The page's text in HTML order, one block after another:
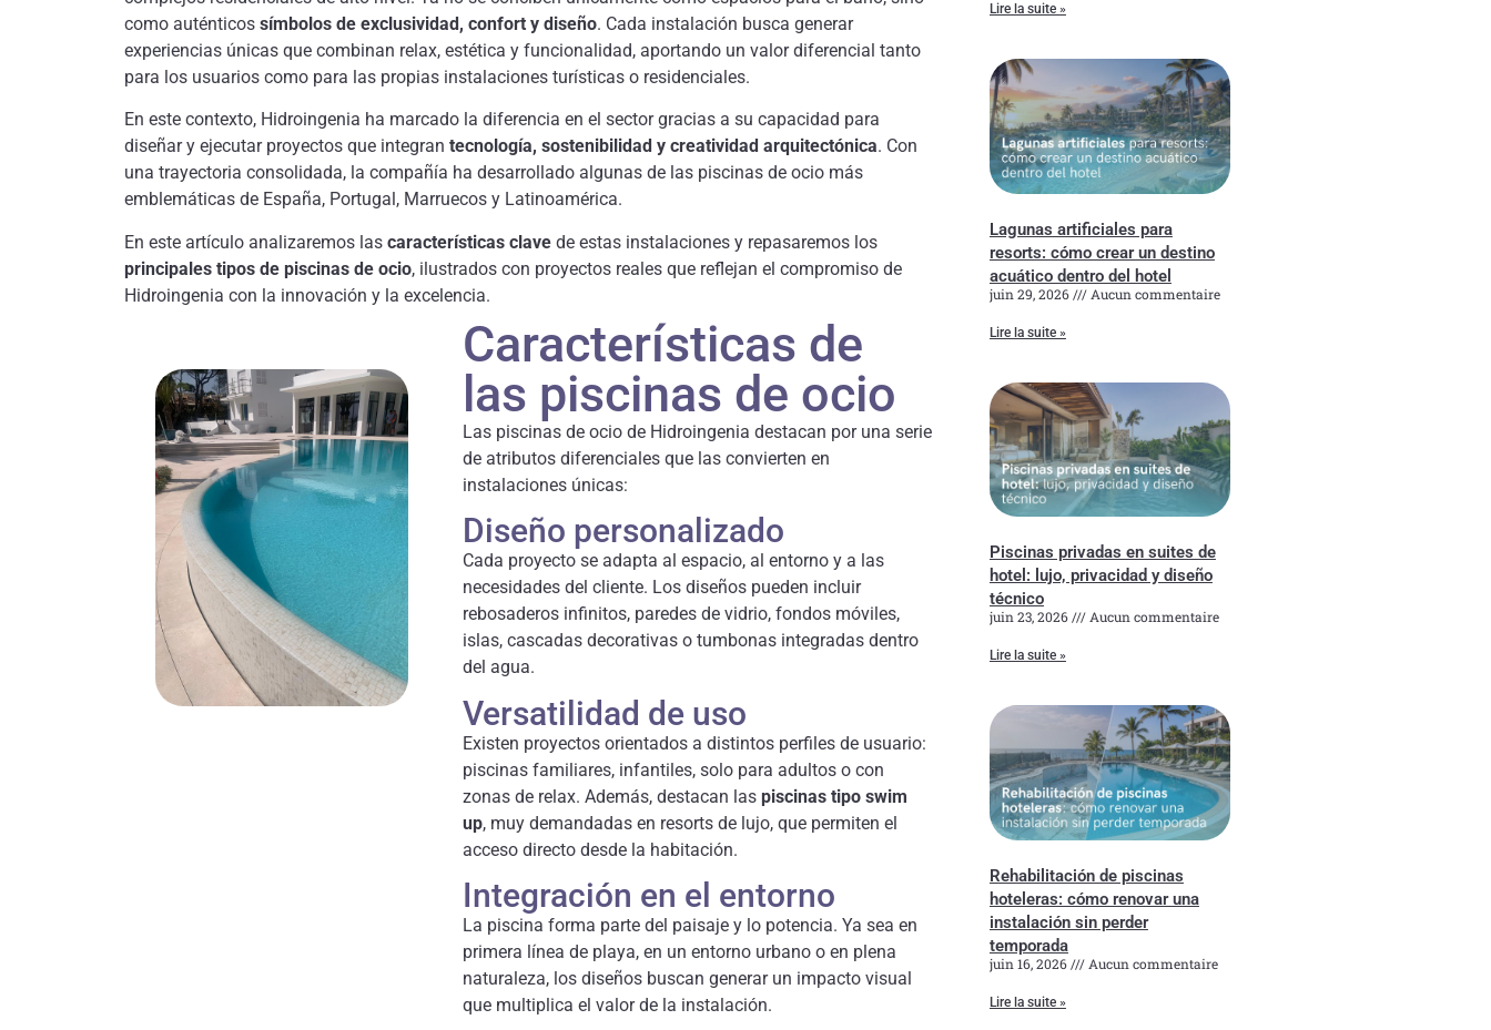
como auténticos símbolos de exclusividad, confort y diseño. Cada instalación busca generar
experiencias únicas que combinan relax, estética y funcionalidad, aportando un valor diferencial tanto
para los usuarios como para las propias instalaciones turísticas o residenciales.
En este contexto, Hidroingenia ha marcado la diferencia en el sector gracias a su capacidad para
diseñar y ejecutar proyectos que integran tecnología, sostenibilidad y creatividad arquitectónica. Con
una trayectoria consolidada, la compañía ha desarrollado algunas de las piscinas de ocio más
emblemáticas de España, Portugal, Marruecos y Latinoamérica.
En este artículo analizaremos las características clave de estas instalaciones y repasaremos los
principales tipos de piscinas de ocio, ilustrados con proyectos reales que reflejan el compromiso de
Hidroingenia con la innovación y la excelencia.
Características de
las piscinas de ocio
Las piscinas de ocio de Hidroingenia destacan por una serie
de atributos diferenciales que las convierten en
instalaciones únicas:
Diseño personalizado
Cada proyecto se adapta al espacio, al entorno y a las
necesidades del cliente. Los diseños pueden incluir
rebosaderos infinitos, paredes de vidrio, fondos móviles,
islas, cascadas decorativas o tumbonas integradas dentro
del agua.
Versatilidad de uso
Existen proyectos orientados a distintos perfiles de usuario:
piscinas familiares, infantiles, solo para adultos o con
zonas de relax. Además, destacan las piscinas tipo swim
up, muy demandadas en resorts de lujo, que permiten el
acceso directo desde la habitación.
Integración en el entorno
La piscina forma parte del paisaje y lo potencia. Ya sea en
primera línea de playa, en un entorno urbano o en plena
naturaleza, los diseños buscan generar un impacto visual
que multiplica el valor de la instalación.
Lire la suite »
Lagunas artificiales para
resorts: cómo crear un destino
acuático dentro del hotel
juin 29, 2026 Aucun commentaire
Lire la suite »
Piscinas privadas en suites de
hotel: lujo, privacidad y diseño
técnico
juin 23, 2026 Aucun commentaire
Lire la suite »
Rehabilitación de piscinas
hoteleras: cómo renovar una
instalación sin perder
temporada
juin 16, 2026 Aucun commentaire
Lire la suite »